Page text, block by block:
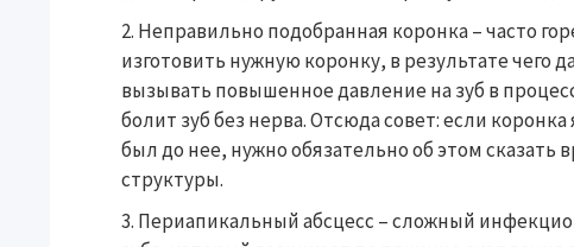
Неправильно подобранная коронка – часто
изготовить нужную коронку, в результате
вызывать повышенное давление на зуб в
болит зуб без нерва. Отсюда совет: если
был до нее, нужно обязательно об этом
структуры.
Периапикальный абсцесс – сложный